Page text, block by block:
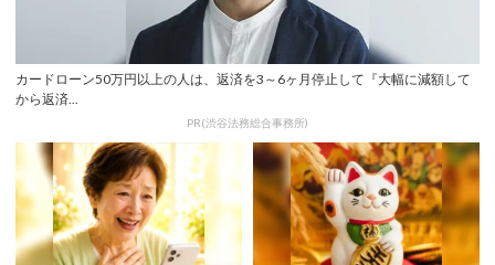
カードローン50万円以上の人は、返済を3～6ヶ月停止して『大幅に減額して
から返済...
PR(渋谷法務総合事務所)